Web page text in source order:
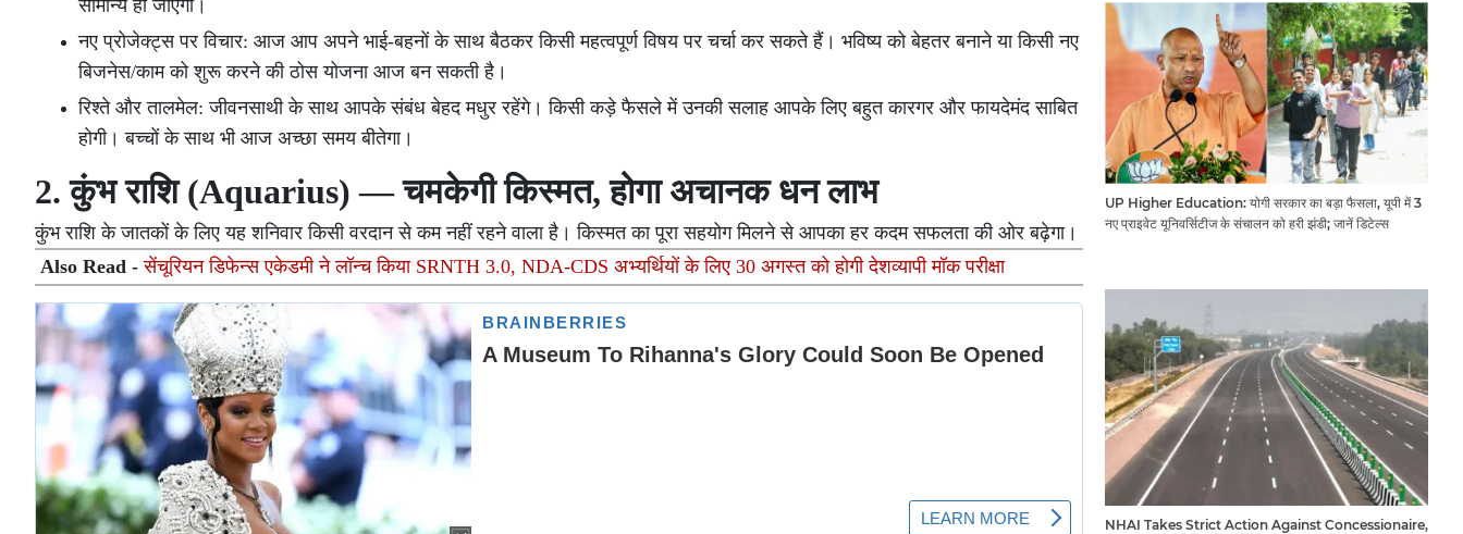
सामान्य हो जाएंगी।
नए प्रोजेक्ट्स पर विचार: आज आप अपने भाई-बहनों के साथ बैठकर किसी महत्वपूर्ण विषय पर चर्चा कर सकते हैं। भविष्य को बेहतर बनाने या किसी नए
बिजनेस/काम को शुरू करने की ठोस योजना आज बन सकती है।
रिश्ते और तालमेल: जीवनसाथी के साथ आपके संबंध बेहद मधुर रहेंगे। किसी कड़े फैसले में उनकी सलाह आपके लिए बहुत कारगर और फायदेमंद साबित
होगी। बच्चों के साथ भी आज अच्छा समय बीतेगा।
2. कुंभ राशि (Aquarius) — चमकेगी किस्मत, होगा अचानक धन लाभ
कुंभ राशि के जातकों के लिए यह शनिवार किसी वरदान से कम नहीं रहने वाला है। किस्मत का पूरा सहयोग मिलने से आपका हर कदम सफलता की ओर बढ़ेगा।
Also Read -सेंचूरियन डिफेन्स एकेडमी ने लॉन्च किया SRNTH 3.0, NDA-CDS अभ्यर्थियों के लिए 30 अगस्त को होगी देशव्यापी मॉक परीक्षा
UP Higher Education: योगी सरकार का बड़ा फैसला, यूपी में 3
नए प्राइवेट यूनिवर्सिटीज के संचालन को हरी झंडी; जानें डिटेल्स
NHAI Takes Strict Action Against Concessionaire,